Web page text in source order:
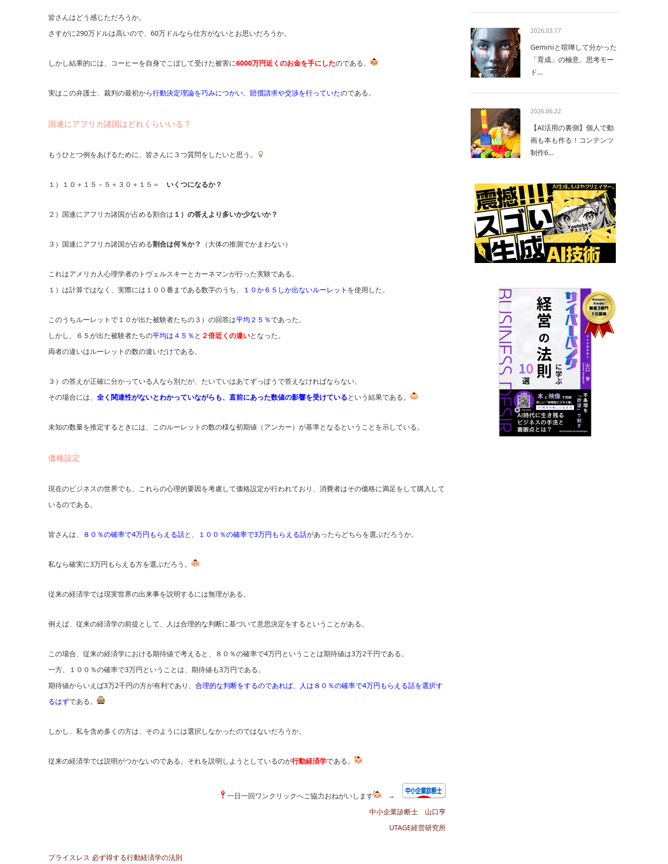
皆さんはどう感じただろうか。
さすがに290万ドルは高いので、60万ドルなら仕方がないとお思いだろうか。
しかし結果的には、コーヒーを自身でこぼして受けた被害に6000万円近くのお金を手にしたのである。
実はこの弁護士、裁判の最初から行動決定理論を巧みにつかい、賠償請求や交渉を行っていたのである。
国連にアフリカ諸国はどれくらいいる？
もうひとつ例をあげるために、皆さんに３つ質問をしたいと思う。
１）１０＋１５－５＋３０＋１５＝ いくつになるか？
２）国連にアフリカ諸国が占める割合は １）の答えより多いか少ないか？
３）国連にアフリカ諸国が占める割合は何％か？ （大体の推測でかまわない）
これはアメリカ人心理学者のトヴェルスキーとカーネマンが行った実験である。
１）は計算ではなく、実際には１００番まである数字のうち、
１０か６５しか出ないルーレット を使用した。
このうちルーレットで１０が出た被験者たちの３）の回答は平均２５％であった。
しかし、６５が出た被験者たちの平均は４５％ と ２倍近くの違いとなった。
両者の違いはルーレットの数の違いだけである。
３）の答えが正確に分かっている人なら別だが、たいていはあてずっぽうで答えなければならない。
その場合には、 全く関連性がないとわかっていながらも、直前にあった数値の影響を受けているという結果である。
未知の数量を推定するときには、このルーレットの数の様な初期値（アンカー）が基準となるということを示している。
価格設定
現在のビジネスの世界でも、これらの心理的要因を考慮して価格設定が行われており、消費者はその価格に満足をして購入して
いるのである。
皆さんは、 ８０％の確率で4万円もらえる話と、 １００％の確率で3万円もらえる話があったらどちらを選ぶだろうか。
私なら確実に3万円もらえる方を選ぶだろう。
従来の経済学では現実世界の出来事を説明するには無理がある。
例えば、従来の経済学の前提として、人は合理的な判断に基づいて意思決定をするということがある。
この場合、従来の経済学における期待値で考えると、８０％の確率で4万円ということは期待値は3万2千円である。
一方、１００％の確率で3万円ということは、期待値も3万円である。
期待値からいえば3万2千円の方が有利であり、 合理的な判断をするのであれば、人は８０％の確率で4万円もらえる話を選択す
るはずである。
しかし、私を含め多くの方は、そのようには選択しなかったのではないだろうか。
従来の経済学では説明がつかないのである。それを説明しようとしているのが行動経済学である。
一日一回ワンクリックへご協力おねがいします
→
中小企業診断士 山口亨
UTAGE経営研究所
プライスレス 必ず得する行動経済学の法則
2026.03.17
Geminiと喧嘩して分かった
「育成」の極意。思考モー
ド…
2026.06.22
【AI活用の裏側】個人で動
画も本も作る！コンテンツ
制作6…